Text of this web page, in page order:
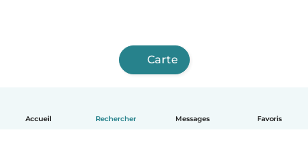
Accueil Rechercher Messages Favoris
Carte